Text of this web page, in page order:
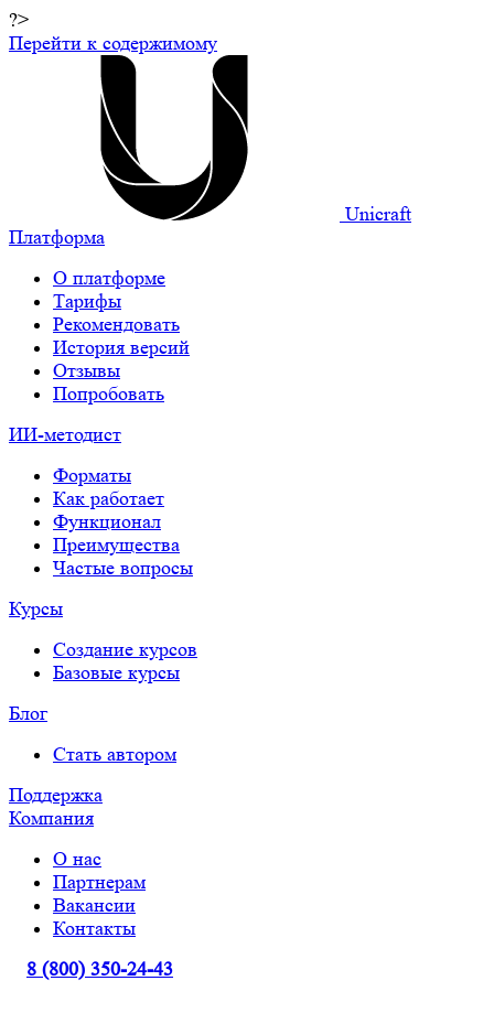
?>
Перейти к содержимому
Unicraft
Платформа
О платформе
Тарифы
Рекомендовать
История версий
Отзывы
Попробовать
ИИ-методист
Форматы
Как работает
Функционал
Преимущества
Частые вопросы
Курсы
Создание курсов
Базовые курсы
Блог
Стать автором
Поддержка
Компания
О нас
Партнерам
Вакансии
Контакты
8 (800) 350-24-43